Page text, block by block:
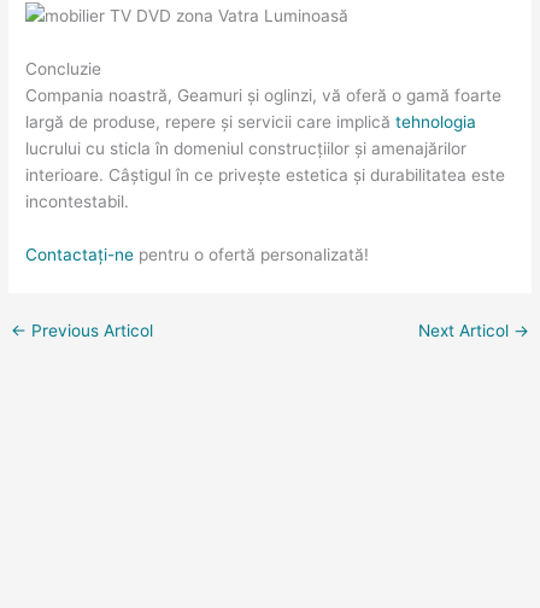
Concluzie
Compania noastră, Geamuri și oglinzi, vă oferă o gamă foarte
largă de produse, repere și servicii care implicătehnologia
lucrului cu sticla în domeniul construcțiilor și amenajărilor
interioare. Câștigul în ce privește estetica și durabilitatea este
incontestabil.
Contactați-ne pentru o ofertă personalizată!
← Previous Articol Next Articol →